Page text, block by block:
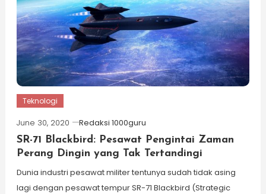
Teknologi
June 30, 2020
Redaksi 1000guru
SR-71 Blackbird: Pesawat Pengintai Zaman
Perang Dingin yang Tak Tertandingi
Dunia industri pesawat militer tentunya sudah tidak asing
lagi dengan pesawat tempur SR-71 Blackbird (Strategic